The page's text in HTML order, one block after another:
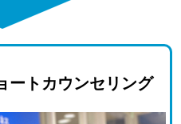
ートカウンセリング